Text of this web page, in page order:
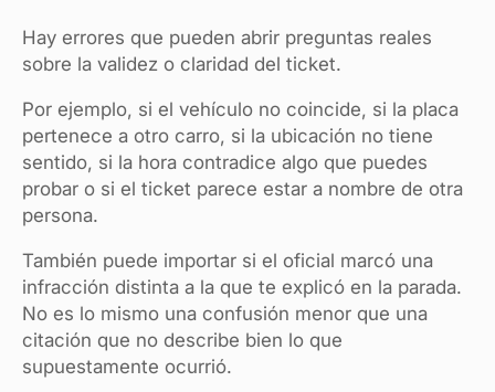
Hay errores que pueden abrir preguntas reales
sobre la validez o claridad del ticket.
Por ejemplo, si el vehículo no coincide, si la placa
pertenece a otro carro, si la ubicación no tiene
sentido, si la hora contradice algo que puedes
probar o si el ticket parece estar a nombre de otra
persona.
También puede importar si el oficial marcó una
infracción distinta a la que te explicó en la parada.
No es lo mismo una confusión menor que una
citación que no describe bien lo que
supuestamente ocurrió.